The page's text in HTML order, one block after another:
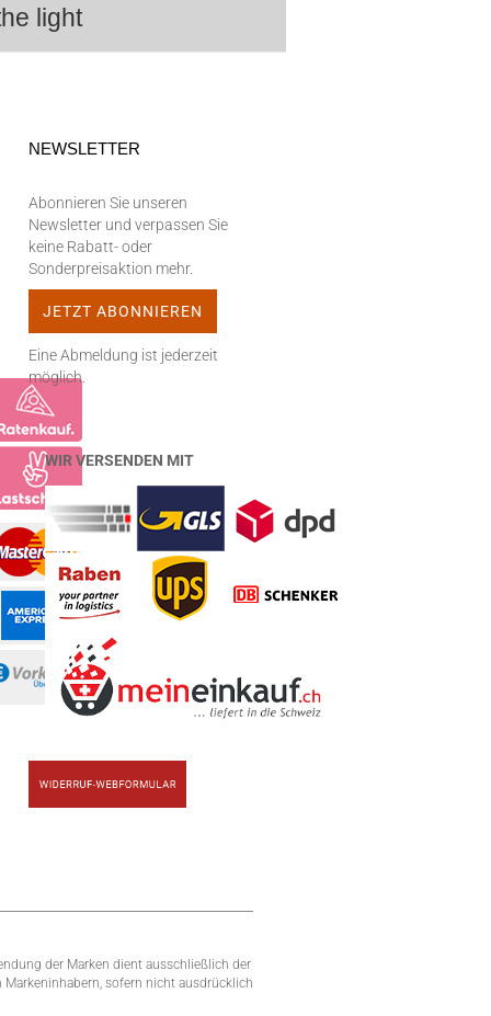
light
NEWSLETTER
Abonnieren Sie unseren
Newsletter und verpassen Sie
keine Rabatt- oder
Sonderpreisaktion mehr.
Eine Abmeldung ist jederzeit
möglich.
WIR VERSENDEN MIT
der Marken dient ausschließlich der
sofern nicht ausdrücklich